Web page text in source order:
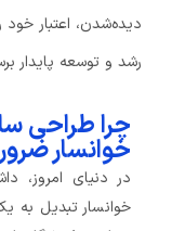
دیده‌شدن، اعتبار خود
رشد و توسعه پایدار
چرا طراحی
خوانسار
در دنیای امروز،
خوانسار تبدیل